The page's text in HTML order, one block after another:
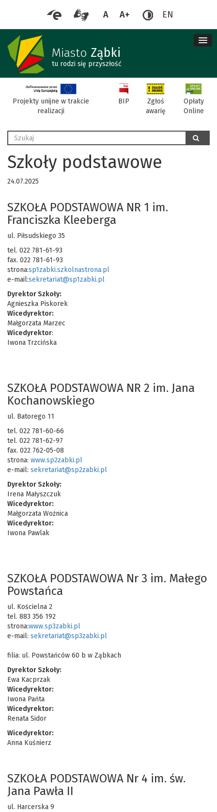
A A+ EN
Miasto Ząbki
tu rodzi się przyszłość
Projekty unijne w trakcie
realizacji
BIP
Zgłoś
awarię
Opłaty
Online
Wyszukaj szukaj
Szkoły podstawowe
24.07.2025
SZKOŁA PODSTAWOWA NR 1 im.
Franciszka Kleeberga
ul. Piłsudskiego 35
tel. 022 781-61-93
fax. 022 781-61-93
strona:sp1zabki.szkolnastrona.pl
e-mail:sekretariat@sp1zabki.pl
Dyrektor Szkoły:
Agnieszka Piskorek
Wicedyrektor:
Małgorzata Marzec
Wicedyrektor:
Iwona Trzcińska
SZKOŁA PODSTAWOWA NR 2 im. Jana
Kochanowskiego
ul. Batorego 11
tel. 022 781-60-66
tel. 022 781-62-97
fax. 022 762-05-08
strona: www.sp2zabki.pl
e-mail: sekretariat@sp2zabki.pl
Dyrektor Szkoły:
Irena Małyszczuk
Wicedyrektor:
Małgorzata Woźnica
Wicedyrektor:
Iwona Pawlak
SZKOŁA PODSTAWOWA Nr 3 im. Małego
Powstańca
ul. Kościelna 2
tel. 883 356 192
strona:www.sp3zabki.pl
e-mail: sekretariat@sp3zabki.pl
filia: ul. Powstańców 60 b w Ząbkach
Dyrektor Szkoły:
Ewa Kacprzak
Wicedyrektor:
Iwona Pańta
Wicedyrektor:
Renata Sidor
Wicedyrektor:
Anna Kuśnierz
SZKOŁA PODSTAWOWA Nr 4 im. św.
Jana Pawła II
ul. Harcerska 9